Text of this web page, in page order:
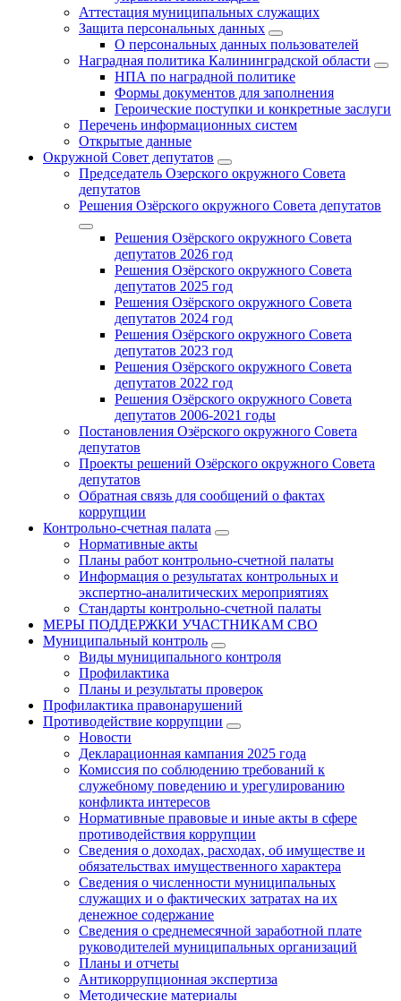
Аттестация муниципальных служащих
Защита персональных данных
О персональных данных пользователей
Наградная политика Калининградской области
НПА по наградной политике
Формы документов для заполнения
Героические поступки и конкретные заслуги
Перечень информационных систем
Открытые данные
Окружной Совет депутатов
Председатель Озерского окружного Совета
депутатов
Решения Озёрского окружного Совета депутатов
Решения Озёрского окружного Совета
депутатов 2026 год
Решения Озёрского окружного Совета
депутатов 2025 год
Решения Озёрского окружного Совета
депутатов 2024 год
Решения Озёрского окружного Совета
депутатов 2023 год
Решения Озёрского окружного Совета
депутатов 2022 год
Решения Озёрского окружного Совета
депутатов 2006-2021 годы
Постановления Озёрского окружного Совета
депутатов
Проекты решений Озёрского окружного Совета
депутатов
Обратная связь для сообщений о фактах
коррупции
Контрольно-счетная палата
Нормативные акты
Планы работ контрольно-счетной палаты
Информация о результатах контрольных и
экспертно-аналитических мероприятиях
Стандарты контрольно-счетной палаты
МЕРЫ ПОДДЕРЖКИ УЧАСТНИКАМ СВО
Муниципальный контроль
Виды муниципального контроля
Профилактика
Планы и результаты проверок
Профилактика правонарушений
Противодействие коррупции
Новости
Декларационная кампания 2025 года
Комиссия по соблюдению требований к
служебному поведению и урегулированию
конфликта интересов
Нормативные правовые и иные акты в сфере
противодействия коррупции
Сведения о доходах, расходах, об имуществе и
обязательствах имущественного характера
Сведения о численности муниципальных
служащих и о фактических затратах на их
денежное содержание
Сведения о среднемесячной заработной плате
руководителей муниципальных организаций
Планы и отчеты
Антикоррупционная экспертиза
Методические материалы